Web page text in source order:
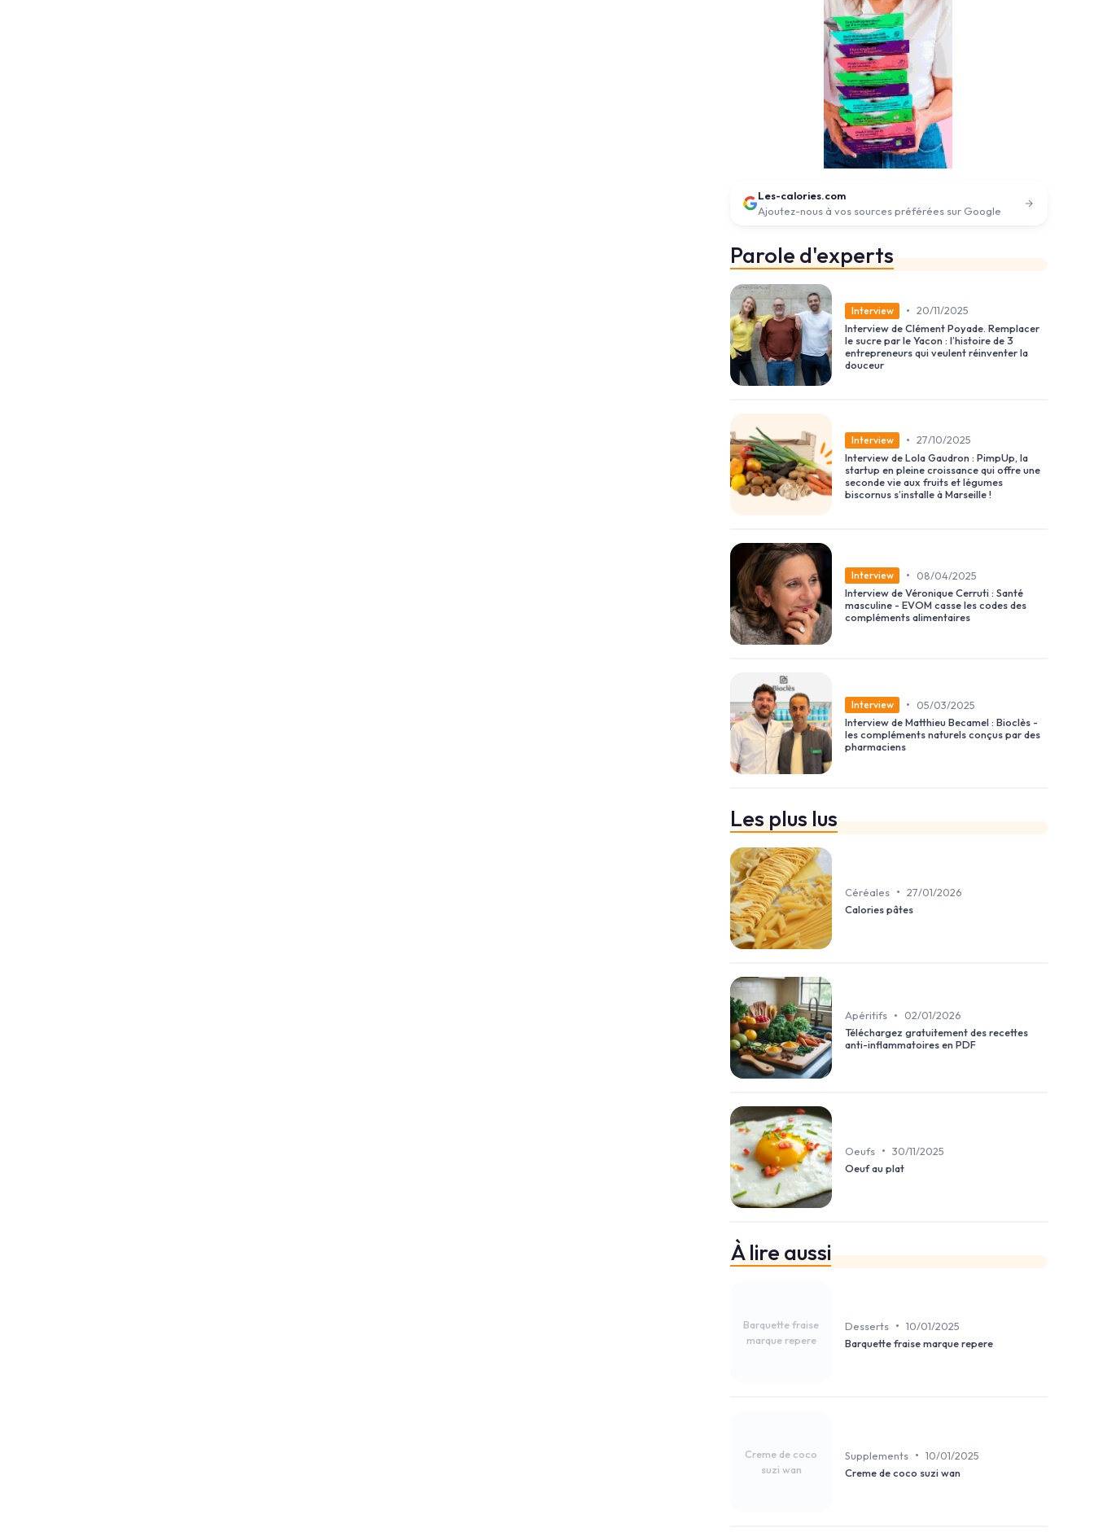
Les-calories.com
Ajoutez-nous à vos sources préférées sur Google
Parole d'experts
Interview • 20/11/2025
Interview de Clément Poyade. Remplacer
le sucre par le Yacon : l’histoire de 3
entrepreneurs qui veulent réinventer la
douceur
Interview • 27/10/2025
Interview de Lola Gaudron : PimpUp, la
startup en pleine croissance qui offre une
seconde vie aux fruits et légumes
biscornus s’installe à Marseille !
Interview •
08/04/2025
Interview de Véronique Cerruti : Santé
masculine - EVOM casse les codes des
compléments alimentaires
Interview •
05/03/2025
Interview de Matthieu Becamel : Bioclès -
les compléments naturels conçus par des
pharmaciens
Les plus lus
Céréales • 27/01/2026
Calories pâtes
Apéritifs •
02/01/2026
Téléchargez gratuitement des recettes
anti-inflammatoires en PDF
Oeufs • 30/11/2025
Oeuf au plat
À lire aussi
Barquette fraise
marque repere
Desserts • 10/01/2025
Barquette fraise marque repere
Creme de coco
suzi wan
Supplements • 10/01/2025
Creme de coco suzi wan